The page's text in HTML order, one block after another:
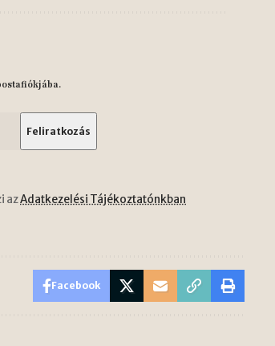
azAdatkezelési Tájékoztatónkban
Facebook